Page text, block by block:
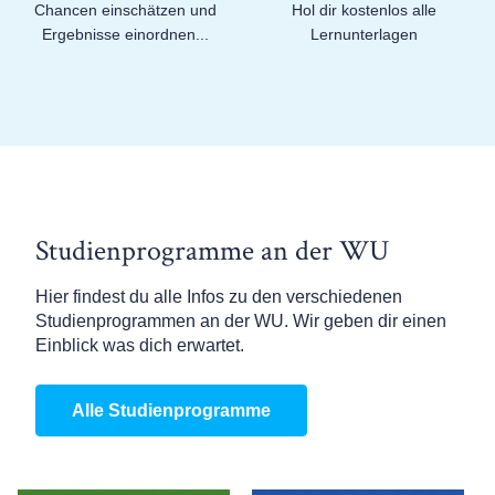
Chancen einschätzen und
Ergebnisse einordnen...
Hol dir kostenlos alle
Lernunterlagen
Studienprogramme an der WU
Hier findest du alle Infos zu den verschiedenen
Studienprogrammen an der WU. Wir geben dir einen
Einblick was dich erwartet.
Alle Studienprogramme